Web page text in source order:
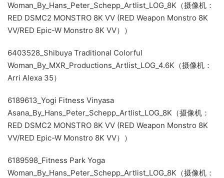
Woman_By_Hans_Peter_Schepp_Artlist_LOG_8K（摄像机：
RED DSMC2 MONSTRO 8K VV (RED Weapon Monstro 8K
VV/RED Epic-W Monstro 8K VV））
6403528_Shibuya Traditional Colorful
Woman_By_MXR_Productions_Artlist_LOG_4.6K（摄像机：
Arri Alexa 35）
6189613_Yogi Fitness Vinyasa
Asana_By_Hans_Peter_Schepp_Artlist_LOG_8K（摄像机：
RED DSMC2 MONSTRO 8K VV (RED Weapon Monstro 8K
VV/RED Epic-W Monstro 8K VV））
6189598_Fitness Park Yoga
Woman_By_Hans_Peter_Schepp_Artlist_LOG_8K（摄像机：